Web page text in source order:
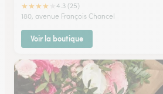
★★★★
4.3 (25)
180, avenue François Chancel
Voir la boutique